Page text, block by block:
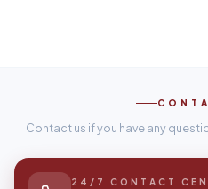
Contact us if you have any
24/7 CONTACT